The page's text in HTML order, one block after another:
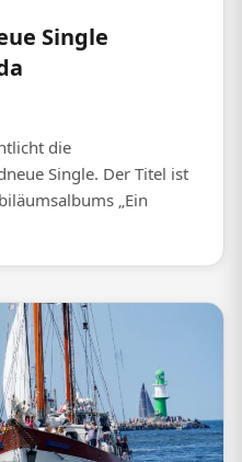
Single
die
Single. Der Titel ist
„Ein